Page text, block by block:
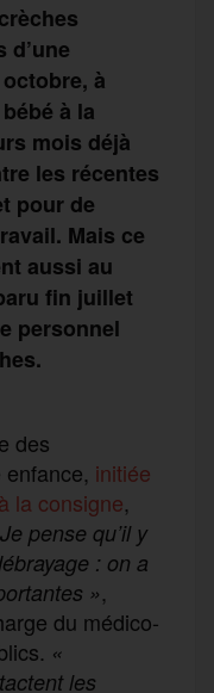
d’une
à
à la
mois déjà
les récentes
pour de
Mais ce
aussi au
fin juillet
personnel
des
initiée
la consigne,
pense qu’il y
: on a
»,
du médico-
«
les